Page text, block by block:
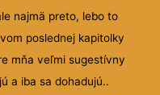
najmä preto, lebo to
poslednej kapitolky
mňa veľmi sugestívny
a iba sa dohadujú..